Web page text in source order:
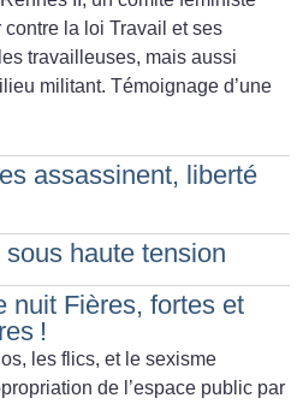
contre la loi Travail et ses
travailleuses, mais aussi
militant. Témoignage d’une
assassinent, liberté
haute tension
nuit Fières, fortes et
!
les flics, et le sexisme
de l’espace public par